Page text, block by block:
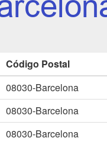
Código Postal
08030-Barcelona
08030-Barcelona
08030-Barcelona